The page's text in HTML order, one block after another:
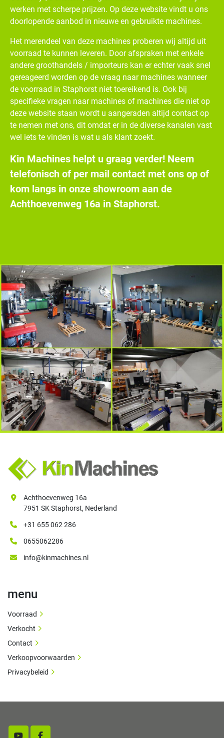
werken met scherpe prijzen. Op deze website vindt u ons
doorlopende aanbod in nieuwe en gebruikte machines.
Het merendeel van deze machines proberen wij altijd uit
voorraad te kunnen leveren. Door afspraken met enkele
andere groothandels / importeurs kan er echter vaak snel
gereageerd worden op de vraag naar machines wanneer
de voorraad in Staphorst niet toereikend is. Ook bij
specifieke vragen naar machines of machines die niet op
deze website staan wordt u aangeraden altijd contact op
te nemen met ons, dit omdat er in de diverse kanalen vast
wel iets te vinden is wat u als klant zoekt.
Kin Machines helpt u graag verder! Neem
telefonisch of per mail contact met ons op of
kom langs in onze showroom aan de
Achthoevenweg 16a in Staphorst.
Achthoevenweg 16a
7951 SK Staphorst, Nederland
+31 655 062 286
0655062286
info@kinmachines.nl
menu
Voorraad
Verkocht
Contact
Verkoopvoorwaarden
Privacybeleid